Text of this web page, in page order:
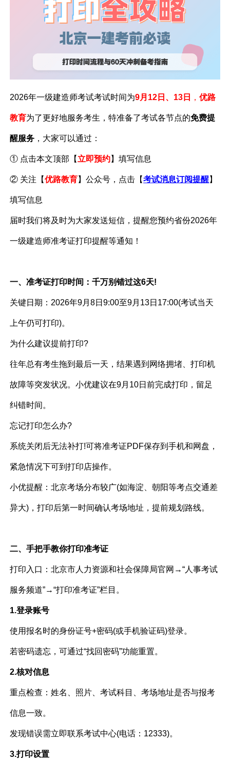
2026年一级建造师考试考试时间为9月12日、13日 ，优路
教育为了更好地服务考生，特准备了考试各节点的免费提
醒服务 ， 大家可以通过：
① 点击本文顶部【 立即预约】填写信息
② 关注【优路教育】公众号， 点击【考试消息订阅提醒】
填写信息
届时我们将及时为大家发送短信，提醒您预约省份2026年
一级建造师准考证打印提醒等通知！
一、准考证打印时间：千万别错过这6天!
关键日期：2026年9月8日9:00至9月13日17:00(考试当天
上午仍可打印)。
为什么建议提前打印?
往年总有考生拖到最后一天，结果遇到网络拥堵、打印机
故障等突发状况。小优建议在9月10日前完成打印，留足
纠错时间。
忘记打印怎么办?
系统关闭后无法补打!可将准考证PDF保存到手机和网盘，
紧急情况下可到打印店操作。
小优提醒：北京考场分布较广(如海淀、朝阳等考点交通差
异大)，打印后第一时间确认考场地址，提前规划路线。
二、手把手教你打印准考证
打印入口：北京市人力资源和社会保障局官网→“人事考试
服务频道”→“打印准考证”栏目。
1.登录账号
使用报名时的身份证号+密码(或手机验证码)登录。
若密码遗忘，可通过“找回密码”功能重置。
2.核对信息
重点检查：姓名、照片、考试科目、考场地址是否与报考
信息一致。
发现错误需立即联系考试中心(电话：12333)。
3.打印设置